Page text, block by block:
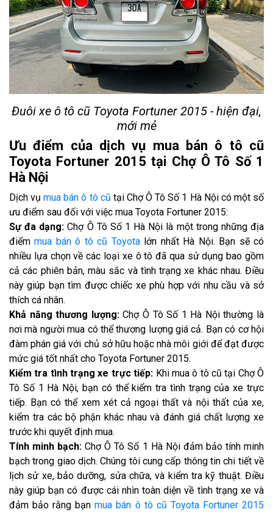
Đuôi xe ô tô cũ Toyota Fortuner 2015 - hiện đại,
mới mẻ
Ưu điểm của dịch vụ mua bán ô tô cũ
Toyota Fortuner 2015 tại Chợ Ô Tô Số 1
Hà Nội
Dịch vụmua bán ô tô cũ tại Chợ Ô Tô Số 1 Hà Nội có một số
ưu điểm sau đối với việc mua Toyota Fortuner 2015:
Sự đa dạng:Chợ Ô Tô Số 1 Hà Nội là một trong những địa
điểmmua bán ô tô cũ Toyotalớn nhất Hà Nội. Bạn sẽ có
nhiều lựa chọn về các loại xe ô tô đã qua sử dụng bao gồm
cả các phiên bản, màu sắc và tình trạng xe khác nhau. Điều
này giúp bạn tìm được chiếc xe phù hợp với nhu cầu và sở
thích cá nhân.
Khả năng thương lượng:Chợ Ô Tô Số 1 Hà Nội thường là
nơi mà người mua có thể thương lượng giá cả. Bạn có cơ hội
đàm phán giá với chủ sở hữu hoặc nhà môi giới để đạt được
mức giá tốt nhất cho Toyota Fortuner 2015.
Kiểm tra tình trạng xe trực tiếp: Khi mua ô tô cũ tại Chợ Ô
Tô Số 1 Hà Nội, bạn có thể kiểm tra tình trạng của xe trực
tiếp. Bạn có thể xem xét cả ngoại thất và nội thất của xe,
kiểm tra các bộ phận khác nhau và đánh giá chất lượng xe
trước khi quyết định mua.
Tính minh bạch: Chợ Ô Tô Số 1 Hà Nội đảm bảo tính minh
bạch trong giao dịch. Chúng tôi cung cấp thông tin chi tiết về
lịch sử xe, bảo dưỡng, sửa chữa, và kiểm tra kỹ thuật. Điều
này giúp bạn có được cái nhìn toàn diện về tình trạng xe và
đảm bảo rằng bạnmua bán ô tô cũ Toyota Fortuner 2015